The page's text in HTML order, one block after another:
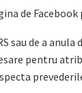
de
sau de a
pentru